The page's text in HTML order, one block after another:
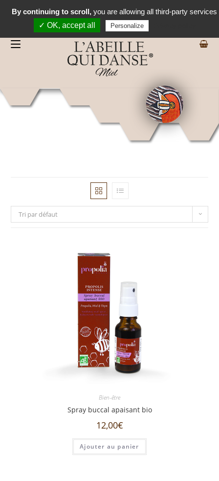
Tri par défaut
Bien-être
Spray buccal apaisant bio
12,00€
Ajouter au panier
By continuing to scroll, you are allowing all third-party services
✓ OK, accept all
Personalize